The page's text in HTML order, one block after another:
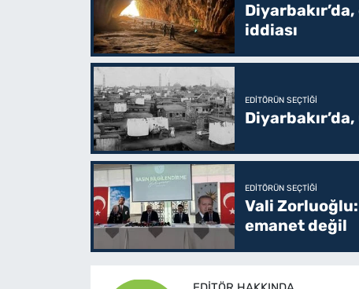
iddiası
EDITÖRÜN SEÇTIĞI
EDITÖRÜN SEÇTIĞI
Vali
emanet değil